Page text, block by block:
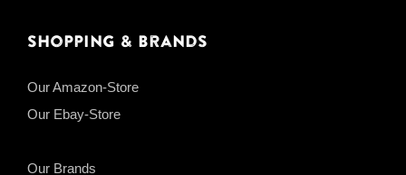
Shopping & Brands
Our Amazon-Store
Our Ebay-Store
Our Brands